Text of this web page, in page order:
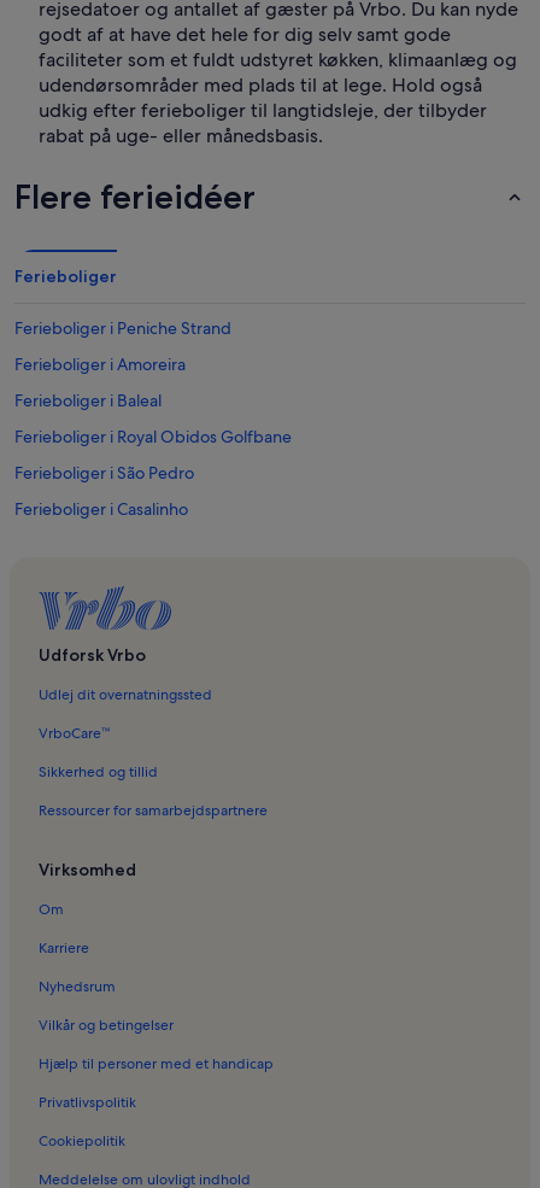
rejsedatoer og antallet af gæster på Vrbo. Du kan nyde
godt af at have det hele for dig selv samt gode
faciliteter som et fuldt udstyret køkken, klimaanlæg og
udendørsområder med plads til at lege. Hold også
udkig efter ferieboliger til langtidsleje, der tilbyder
rabat på uge- eller månedsbasis.
Flere ferieidéer
Ferieboliger
Ferieboliger i Peniche Strand
Ferieboliger i Amoreira
Ferieboliger i Baleal
Ferieboliger i Royal Obidos Golfbane
Ferieboliger i São Pedro
Ferieboliger i Casalinho
Ferieboliger i Vau
Udforsk Vrbo
Udlej dit overnatningssted
VrboCare™
Sikkerhed og tillid
Ressourcer for samarbejdspartnere
Virksomhed
Om
Karriere
Nyhedsrum
Vilkår og betingelser
Hjælp til personer med et handicap
Privatlivspolitik
Cookiepolitik
Meddelelse om ulovligt indhold